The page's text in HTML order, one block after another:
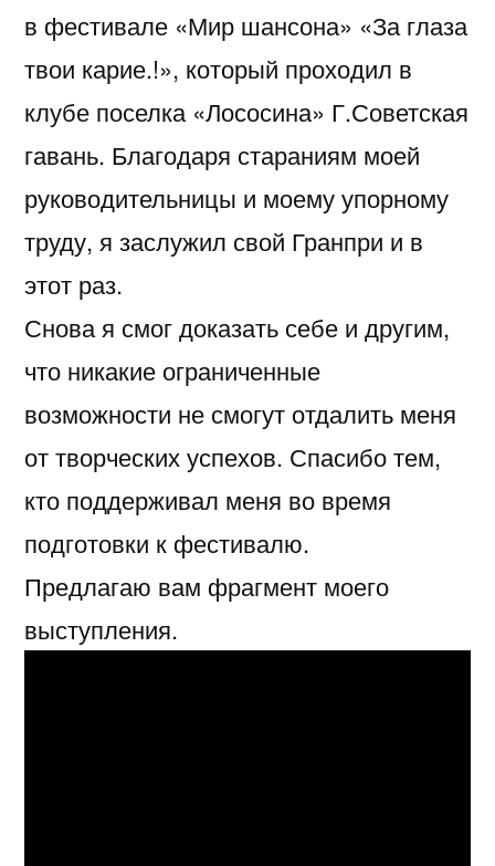
в фестивале «Мир шансона» «За глаза
твои карие.!», который проходил в
клубе поселка «Лососина» Г.Советская
гавань. Благодаря стараниям моей
руководительницы и моему упорному
труду, я заслужил свой Гранпри и в
этот раз.
Снова я смог доказать себе и другим,
что никакие ограниченные
возможности не смогут отдалить меня
от творческих успехов. Спасибо тем,
кто поддерживал меня во время
подготовки к фестивалю.
Предлагаю вам фрагмент моего
выступления.